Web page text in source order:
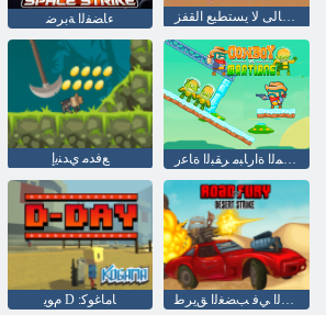
ءﺎﻀﻔﻟﺍ ﺔﺑﺮﺿ الكسالى لا يستطيع القفز
ﻊﻓﺪﻣ ﻱﺪﻨﻳﺇ ﺦﻳﺮﻤﻟﺍ ﺓﺍﺭﺎﺒﻣ ﺮﻘﺒﻟﺍ ﺓﺎﻋﺭ
ﻡﻮﻳ D :ﺎﻣﺎﻏﻮﻛ ءﺍﺮﺤﺼﻟﺍ ﻲﻓ ﺐﻀﻐﻟﺍ ﻖﻳﺮﻃ